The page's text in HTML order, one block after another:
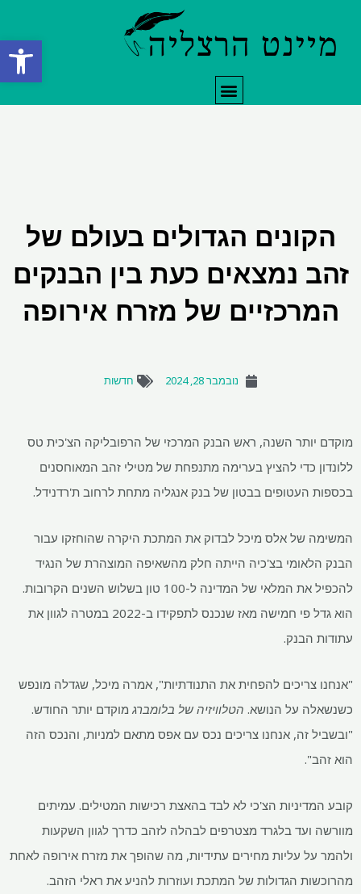
פתח
תפריט
הקונים הגדולים בעולם של
זהב נמצאים כעת בין הבנקים
המרכזיים של מזרח אירופה
נובמבר 28, 2024 חדשות
מוקדם יותר השנה, ראש הבנק המרכזי של הרפובליקה הצ'כית טס
ללונדון כדי להציץ בערימה מתנפחת של מטילי זהב המאוחסנים
בכספות העטופים בבטון של בנק אנגליה מתחת לרחוב ת'רדנידל.
המשימה של אלס מיכל לבדוק את המתכת היקרה שהוחזקו עבור
הבנק הלאומי בצ'כיה הייתה חלק מהשאיפה המוצהרת של הנגיד
להכפיל את המלאי של המדינה ל-100 טון בשלוש השנים הקרובות.
הוא גדל פי חמישה מאז שנכנס לתפקידו ב-2022 במטרה לגוון את
עתודות הבנק.
"אנחנו צריכים להפחית את התנודתיות", אמרה מיכל, שגדלה מונפש
כשנשאלה על הנושא. הטלוויזיה של בלומברג מוקדם יותר החודש.
"ובשביל זה, אנחנו צריכים נכס עם אפס מתאם למניות, והנכס הזה
הוא זהב".
קובע המדיניות הצ'כי לא לבד בהאצת רכישות המטילים. עמיתים
מוורשה ועד בלגרד מצטרפים לבהלה לזהב כדרך לגוון השקעות
ולהמר על עליות מחירים עתידיות, מה שהופך את מזרח אירופה לאחת
מהרוכשות הגדולות של המתכת ועוזרות להניע את ראלי הזהב.